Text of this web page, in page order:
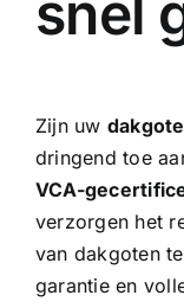
Zijn uw
dringend toe
VCA-
verzorgen het
van dakgoten
garantie en